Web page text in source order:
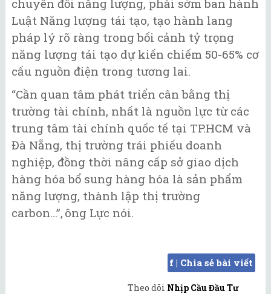
chuyển đổi năng lượng, phải sớm ban hành
Luật Năng lượng tái tạo, tạo hành lang
pháp lý rõ ràng trong bối cảnh tỷ trọng
năng lượng tái tạo dự kiến chiếm 50-65% cơ
cấu nguồn điện trong tương lai.
“Cần quan tâm phát triển cân bằng thị
trường tài chính, nhất là nguồn lực từ các
trung tâm tài chính quốc tế tại TP.HCM và
Đà Nẵng, thị trường trái phiếu doanh
nghiệp, đồng thời nâng cấp sở giao dịch
hàng hóa bổ sung hàng hóa là sản phẩm
năng lượng, thành lập thị trường
carbon...”, ông Lực nói.
f | Chia sẻ bài viết
Theo dõi Nhịp Cầu Đầu Tư